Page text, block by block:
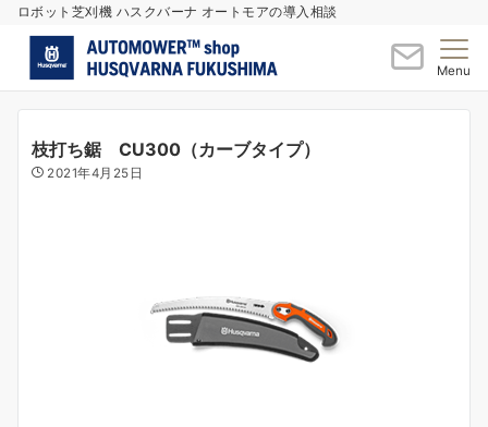
ロボット芝刈機 ハスクバーナ オートモアの導入相談
Menu
枝打ち鋸 CU300（カーブタイプ）
2021年4月25日